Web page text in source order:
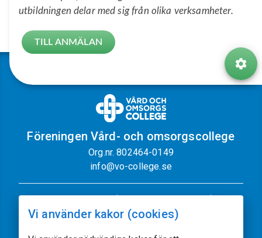
utbildningen delar med sig från olika verksamheter.
TILL ANMÄLAN
Föreningen Vård- och omsorgscollege
Org.nr. 802464-0149
info@vo-college.se
Sajtkarta
Vi använder kakor (cookies)